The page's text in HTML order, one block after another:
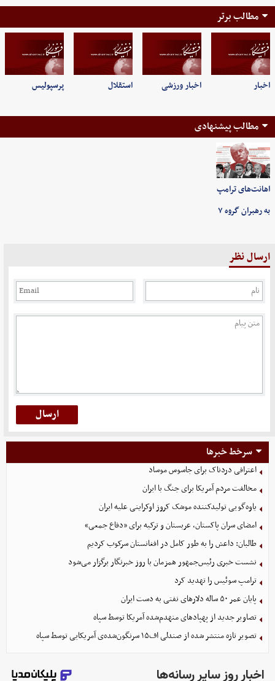
مطالب برتر
اخبار اخبار ورزشی استقلال پرسپولیس
مطالب پیشنهادی
اهانت‌های ترامپ
به رهبران گروه ۷
ارسال نظر
سرخط خبرها
اعترافی دردناک برای جاسوس موساد
مخالفت مردم آمریکا برای جنگ با ایران
یاوه‌گویی تولیدکننده موشک کروز اوکراینی علیه ایران
امضای سران پاکستان، عربستان و ترکیه برای «دفاع جمعی»
طالبان: داعش را به طور کامل در افغانستان سرکوب کردیم
نشست خبری رئیس‌جمهور همزمان با روز خبرنگار برگزار می‌شود
ترامپ سوئیس را تهدید کرد
پایان عمر ۵۰ ساله دلارهای نفتی به دست ایران
تصاویر جدید از پهپادهای منهدم‌شده آمریکا توسط سپاه
تصویر تازه منتشر شده از صندلی اف۱۵ سرنگون‌شده‌ی آمریکایی توسط سپاه